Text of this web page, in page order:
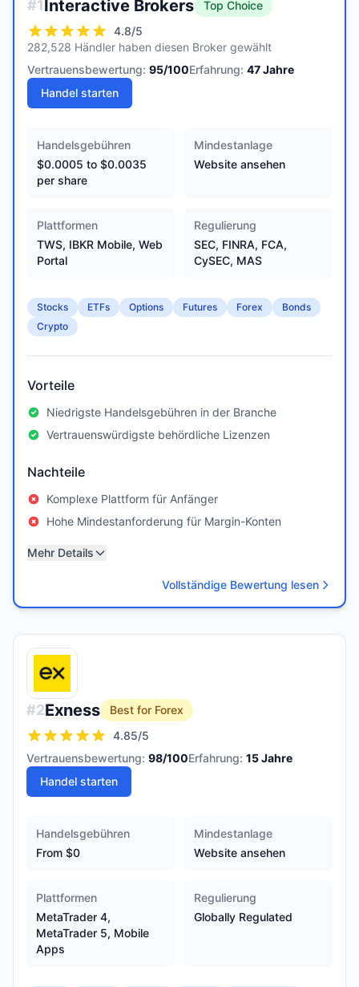
#1Interactive Brokers
Top Choice
4.8/5
282,528 Händler haben diesen Broker gewählt
Vertrauensbewertung: 95/100Erfahrung: 47Jahre
Handel starten
Handelsgebühren
$0.0005 to $0.0035
per share
Mindestanlage
Website ansehen
Plattformen
TWS, IBKR Mobile, Web
Portal
Regulierung
SEC, FINRA, FCA,
CySEC, MAS
Stocks ETFs Options Futures Forex
Bonds
Crypto
Vorteile
Niedrigste Handelsgebühren in der Branche
Vertrauenswürdigste behördliche Lizenzen
Nachteile
Komplexe Plattform für Anfänger
Hohe Mindestanforderung für Margin-Konten
Mehr Details
Vollständige Bewertung lesen
#2Exness
Best for Forex
4.85/5
Vertrauensbewertung: 98/100Erfahrung: 15Jahre
Handel starten
Handelsgebühren
From $0
Mindestanlage
Website ansehen
Plattformen
MetaTrader 4,
MetaTrader 5, Mobile
Apps
Regulierung
Globally Regulated